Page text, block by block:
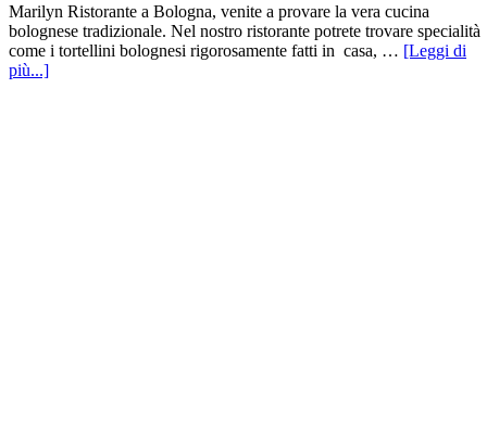
Marilyn Ristorante a Bologna, venite a provare la vera cucina
bolognese tradizionale. Nel nostro ristorante potrete trovare specialità
come i tortellini bolognesi rigorosamente fatti in casa, … [Leggi di
più...]